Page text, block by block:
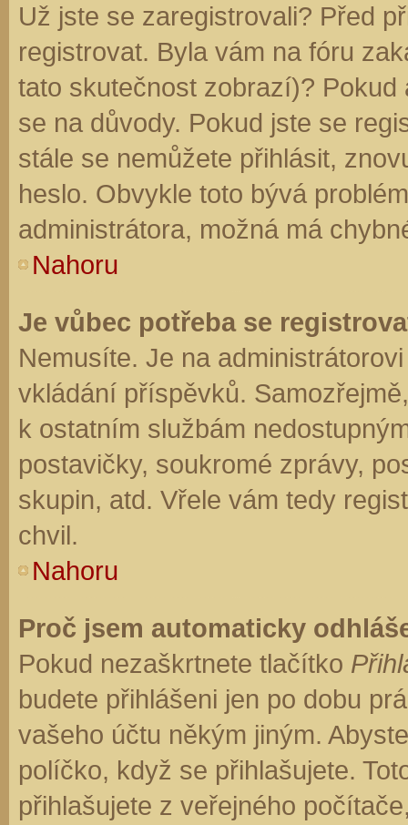
Už jste se zaregistrovali? Před
registrovat. Byla vám na fóru
tato skutečnost zobrazí)?
se na důvody. Pokud jste se
stále se nemůžete přihlásit,
heslo. Obvykle toto bývá
administrátora, možná má
Nahoru
Je vůbec potřeba se
Nemusíte. Je na
vkládání příspěvků.
k ostatním službám
postavičky, soukromé zprávy,
skupin, atd. Vřele vám tedy
chvil.
Nahoru
Proč jsem automaticky
Pokud nezaškrtnete tlačítko
budete přihlášeni jen po dobu
vašeho účtu někým jiným.
políčko, když se přihlašujete.
přihlašujete z veřejného